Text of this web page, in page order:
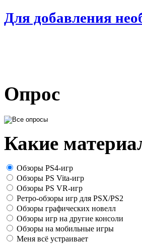
Для добавления
Опрос
Какие
Обзоры PS4-игр
Обзоры PS Vita-игр
Обзоры PS VR-игр
Ретро-обзоры игр для PSX/PS2
Обзоры графических новелл
Обзоры игр на другие консоли
Обзоры на мобильные игры
Меня всё устраивает